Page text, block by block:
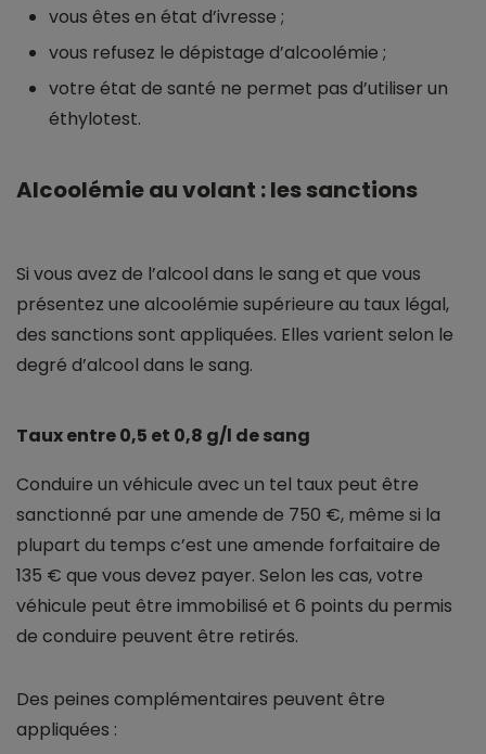
vous êtes en état d’ivresse ;
vous refusez le dépistage d’alcoolémie ;
votre état de santé ne permet pas d’utiliser un
éthylotest.
Alcoolémie au volant : les sanctions
Si vous avez de l’alcool dans le sang et que vous
présentez une alcoolémie supérieure au taux légal,
des sanctions sont appliquées. Elles varient selon le
degré d’alcool dans le sang.
Taux entre 0,5 et 0,8 g/l de sang
Conduire un véhicule avec un tel taux peut être
sanctionné par une amende de 750 €, même si la
plupart du temps c’est une amende forfaitaire de
135 € que vous devez payer. Selon les cas, votre
véhicule peut être immobilisé et 6 points du permis
de conduire peuvent être retirés.
Des peines complémentaires peuvent être
appliquées :